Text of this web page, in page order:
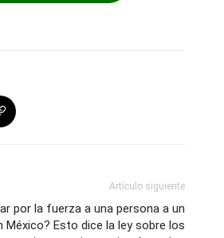
Artículo siguiente
por la fuerza a una persona a un
México? Esto dice la ley sobre los